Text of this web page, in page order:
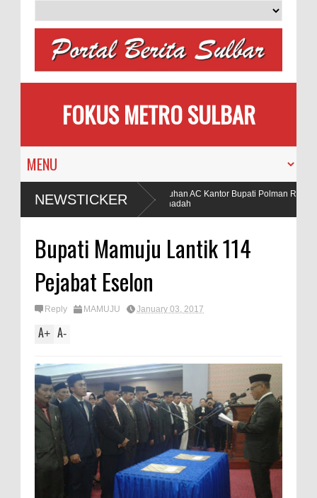
FOKUS METRO SULBAR
NEWSTICKER
Calon Pengantin
Puluhan AC Kantor Bupati Polman Raib,
Penadah
Bupati Mamuju Lantik 114
Pejabat Eselon
Reply MAMUJU January 03, 2017
A+ A-